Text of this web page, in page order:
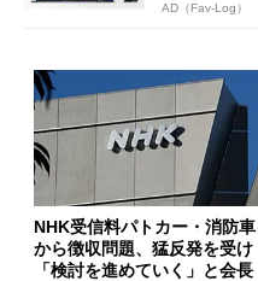
AD（Fav-Log）
NHK受信料パトカー・消防車
から徴収問題、猛反発を受け
「検討を進めていく」と会長